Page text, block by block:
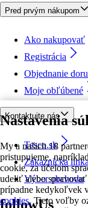
Nastavenia
My a našich 18
pristupujeme,
cookie, za účelom
udeliť alebo
prípadne kedykoľvek
cookies. Tieto voľby
Pred prvým nákupom
Ako nakupovať
Registrácia
Objednanie
Moje obľúbené
Kontaktujte nás
Tesco.sk
Zákaznícka
Výber obchodu
followUs